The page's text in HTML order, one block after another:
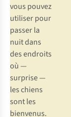
vous pouvez
utiliser pour
passer la
nuit dans
des endroits
où —
surprise —
les chiens
sont les
bienvenus.